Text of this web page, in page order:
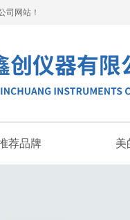
司网站！
荐品牌 美